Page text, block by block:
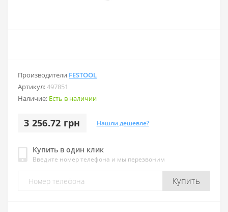
Производители FESTOOL
Артикул:497851
Наличие: Есть в наличии
3 256.72 грн Нашли дешевле?
Купить в один клик
Введите номер телефона и мы перезвоним
Купить